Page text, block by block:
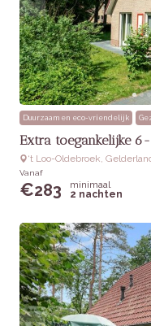
kinderen
Extra’s:Gratis WiFi,
toegang tot
Duurzaam en eco-vriendelijk
Extra toegankelijke
‘t Loo-Oldebroek,
Vanaf
€283
minimaal
2 nachten